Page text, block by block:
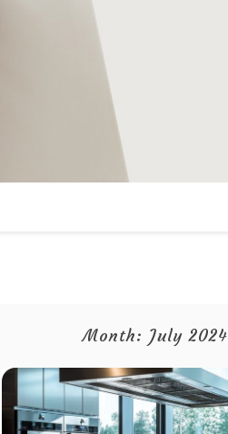
Month: July 2024